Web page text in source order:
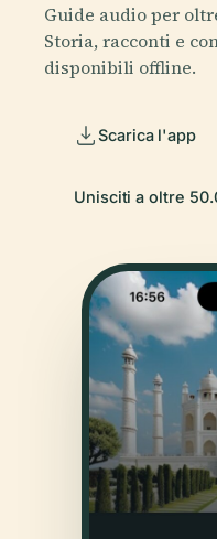
Guide audio per
Storia, racconti e
disponibili offline.
Scarica l'app
Unisciti a oltre